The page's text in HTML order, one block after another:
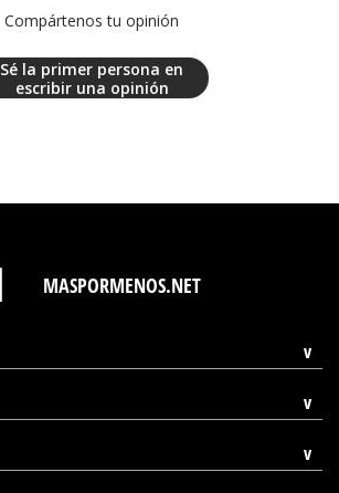
Compártenos tu opinión
Sé la primer persona en
escribir una opinión
MASPORMENOS.NET